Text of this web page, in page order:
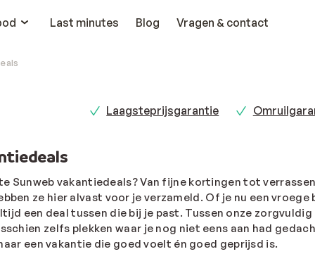
Last minutes Blog Vragen & contact
Laagsteprijsgarantie
Sunweb vakantiedeals? Van fijne kortingen tot
ze hier alvast voor je verzameld. Of je nu een
een deal tussen die bij je past. Tussen onze
zelfs plekken waar je nog niet eens aan had
een vakantie die goed voelt én goed geprijsd is.